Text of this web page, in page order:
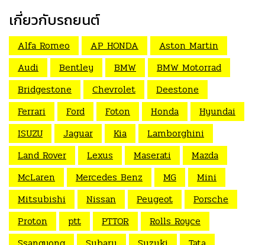
เกี่ยวกับรถยนต์
Alfa Romeo AP HONDA
Aston Martin
Audi
Bentley BMW
BMW Motorrad
Bridgestone
Chevrolet
Deestone
Ferrari
Ford Foton Honda
Hyundai
ISUZU
Jaguar Kia
Lamborghini
Land Rover
Lexus Maserati
Mazda
McLaren
Mercedes Benz MG
Mini
Mitsubishi
Nissan Peugeot
Porsche
Proton
ptt PTTOR
Rolls Royce